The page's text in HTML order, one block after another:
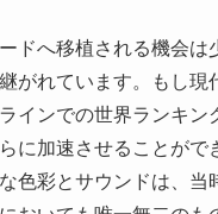
ドへ移植される機会
がれています。もし
インでの世界ランキ
に加速させることが
色彩とサウンドは、